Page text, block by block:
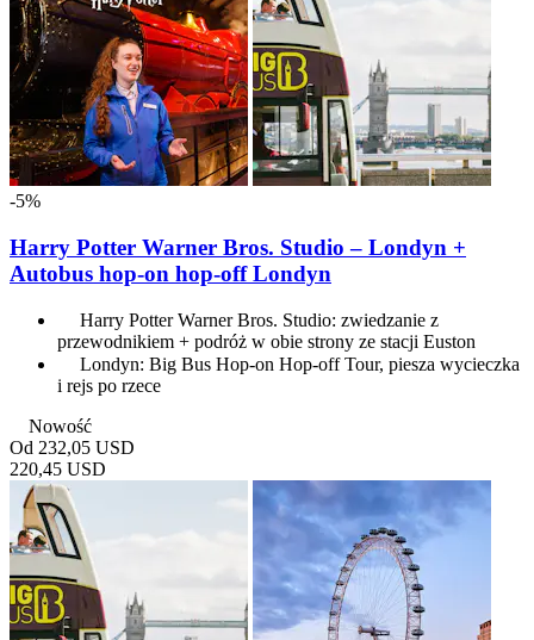
-5%
Harry Potter Warner Bros. Studio – Londyn +
Autobus hop-on hop-off Londyn
Harry Potter Warner Bros. Studio: zwiedzanie z
przewodnikiem + podróż w obie strony ze stacji Euston
Londyn: Big Bus Hop-on Hop-off Tour, piesza wycieczka
i rejs po rzece
Nowość
Od 232,05 USD
220,45 USD